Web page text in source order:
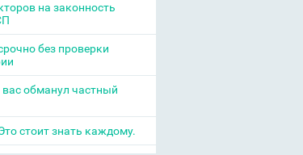
на законность
без проверки
вас обманул частный
стоит знать каждому.